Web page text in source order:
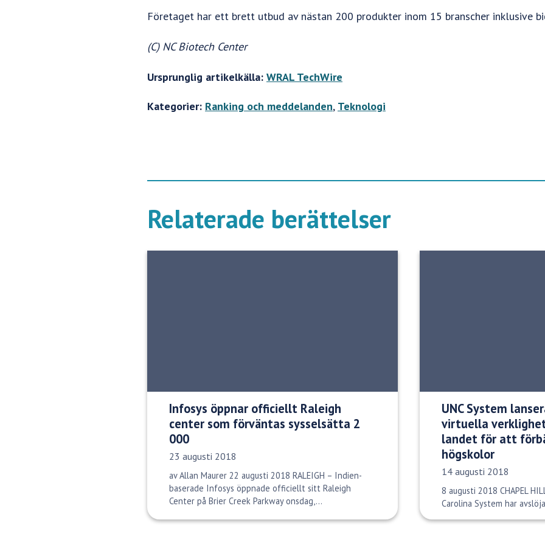
Företaget har ett brett utbud av nästan 200 produkter inom 15 branscher inklusive
(C) NC Biotech Center
Ursprunglig artikelkälla: WRAL TechWire
Kategorier: Ranking och meddelanden, Teknologi
Relaterade berättelser
Infosys öppnar officiellt Raleigh
center som förväntas sysselsätta 2
000
Publiceringsdatum:
23 augusti 2018
av Allan Maurer 22 augusti 2018 RALEIGH – Indien-
baserade Infosys öppnade officiellt sitt Raleigh
Center på Brier Creek Parkway onsdag,...
UNC System
virtuella
landet för att
högskolor
Publiceringsdatum:
14 augusti 2018
8 augusti 2018 CHAPEL
Carolina System har